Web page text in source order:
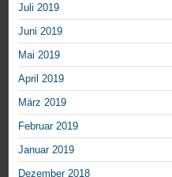
Juli 2019
Juni 2019
Mai 2019
April 2019
März 2019
Februar 2019
Januar 2019
Dezember 2018